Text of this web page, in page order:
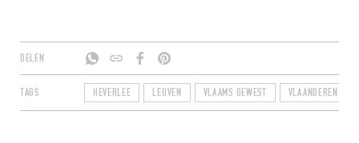
DELEN
TAGS HEVERLEE LEUVEN VLAAMS GEWEST VLAANDEREN